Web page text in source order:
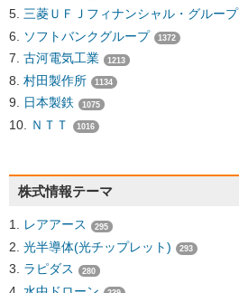
三菱ＵＦＪフィナンシャル・グループ
ソフトバンクグループ 1372
古河電気工業 1213
村田製作所 1134
日本製鉄 1075
ＮＴＴ 1016
株式情報テーマ
レアアース 295
光半導体(光チップレット) 293
ラピダス 280